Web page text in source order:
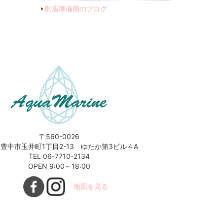
開店準備期のブログ
〒560-0026
中市玉井町1丁目2-13 ゆたか第3ビル４A
TEL 06-7710-2134
OPEN 9:00～18:00
地図を見る